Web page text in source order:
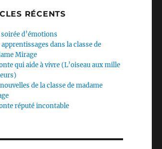
RÉCENTS
d’émotions
apprentissages dans la classe de
Mirage
qui aide à vivre (L’oiseau aux mille
de la classe de madame
réputé incontable